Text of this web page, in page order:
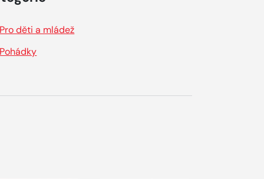
Pro děti a mládež
Pohádky